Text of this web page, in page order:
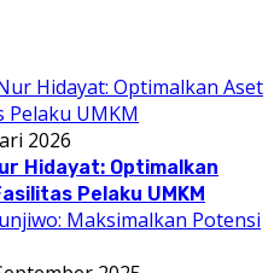
2026
Hidayat: Optimalkan
Pelaku UMKM